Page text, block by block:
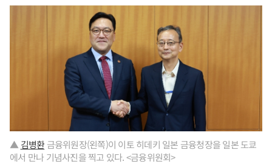
▲ 김병환금융위원장(왼쪽)이 이토 히데키 일본 금융청장을 일본 도쿄
에서 만나 기념사진을 찍고 있다. <금융위원회>